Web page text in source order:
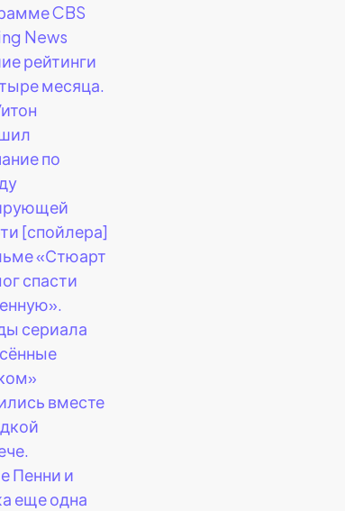
CBS
News
рейтинги
месяца.
по
[спойлера]
«Стюарт
спасти
сериала
вместе
Пенни и
еще одна